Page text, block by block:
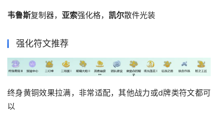
韦鲁斯复制器， 亚索强化格， 凯尔散件光装
强化符文推荐
终身黄铜效果拉满，非常适配，其他战力或d牌类符文都可
以